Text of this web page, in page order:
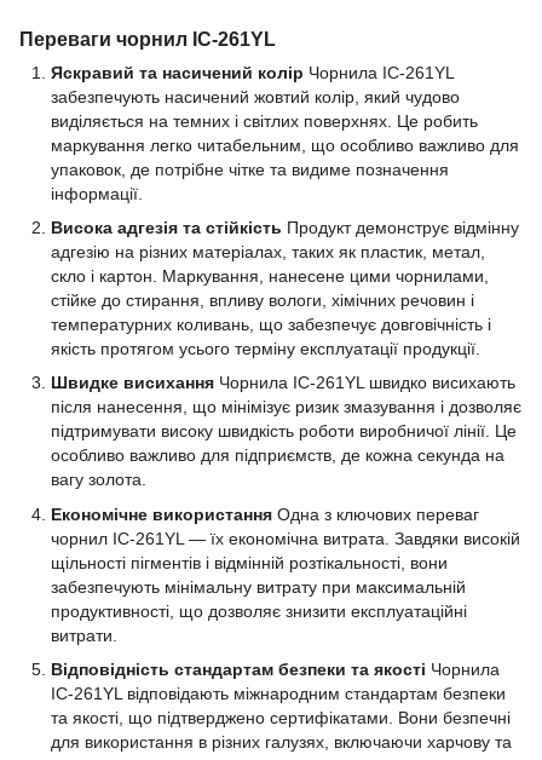
Переваги чорнил IC-261YL
Яскравий та насичений колір Чорнила IC-261YL
забезпечують насичений жовтий колір, який чудово
виділяється на темних і світлих поверхнях. Це робить
маркування легко читабельним, що особливо важливо для
упаковок, де потрібне чітке та видиме позначення
інформації.
Висока адгезія та стійкість Продукт демонструє відмінну
адгезію на різних матеріалах, таких як пластик, метал,
скло і картон. Маркування, нанесене цими чорнилами,
стійке до стирання, впливу вологи, хімічних речовин і
температурних коливань, що забезпечує довговічність і
якість протягом усього терміну експлуатації продукції.
Швидке висихання Чорнила IC-261YL швидко висихають
після нанесення, що мінімізує ризик змазування і дозволяє
підтримувати високу швидкість роботи виробничої лінії. Це
особливо важливо для підприємств, де кожна секунда на
вагу золота.
Економічне використання Одна з ключових переваг
чорнил IC-261YL — їх економічна витрата. Завдяки високій
щільності пігментів і відмінній розтікальності, вони
забезпечують мінімальну витрату при максимальній
продуктивності, що дозволяє знизити експлуатаційні
витрати.
Відповідність стандартам безпеки та якості Чорнила
IC-261YL відповідають міжнародним стандартам безпеки
та якості, що підтверджено сертифікатами. Вони безпечні
для використання в різних галузях, включаючи харчову та